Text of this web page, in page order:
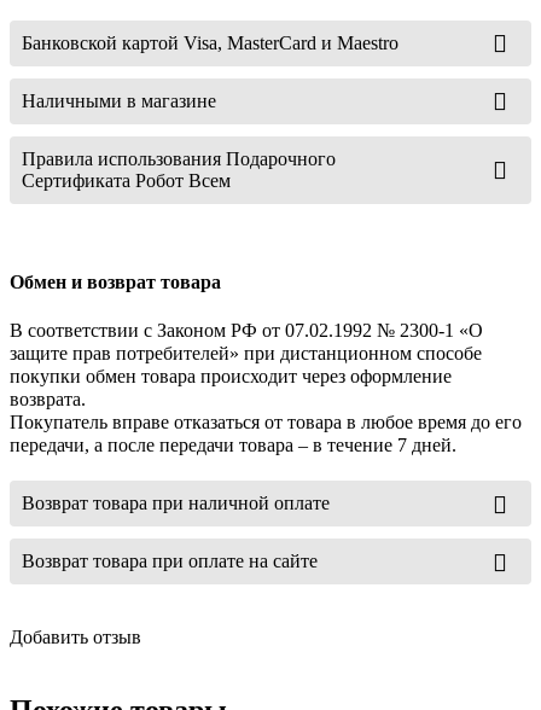
Банковской картой Visa, MasterCard и Maestro
Наличными в магазине
Правила использования Подарочного
Сертификата Робот Всем
Обмен и возврат товара
В соответствии с Законом РФ от 07.02.1992 № 2300-1 «О
защите прав потребителей» при дистанционном способе
покупки обмен товара происходит через оформление
возврата.
Покупатель вправе отказаться от товара в любое время до его
передачи, а после передачи товара – в течение 7 дней.
Возврат товара при наличной оплате
Возврат товара при оплате на сайте
Добавить отзыв